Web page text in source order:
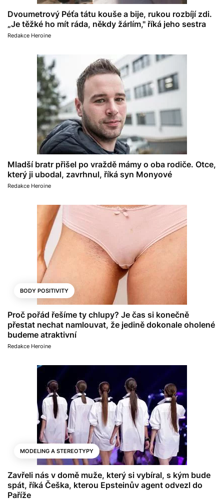
Dvoumetrový Péťa tátu kouše a bije, rukou rozbíjí zdi.
„Je těžké ho mít ráda, někdy žárlím," říká jeho sestra
Redakce Heroine
Mladší bratr přišel po vraždě mámy o oba rodiče. Otce,
který ji ubodal, zavrhnul, říká syn Monyové
Redakce Heroine
BODY POSITIVITY
Proč pořád řešíme ty chlupy? Je čas si konečně
přestat nechat namlouvat, že jedině dokonale oholené
budeme atraktivní
Redakce Heroine
MODELING A STEREOTYPY
Zavřeli nás v domě muže, který si vybíral, s kým bude
spát, říká Češka, kterou Epsteinův agent odvezl do
Paříže